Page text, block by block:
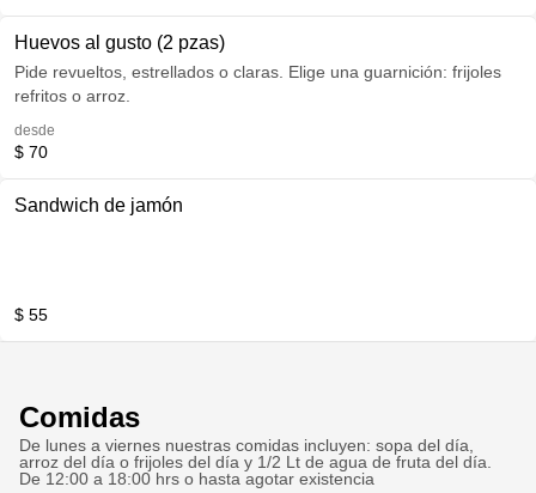
Huevos al gusto (2 pzas)
Pide revueltos, estrellados o claras. Elige una guarnición: frijoles
refritos o arroz.
desde
$ 70
Sandwich de jamón
$ 55
Comidas
De lunes a viernes nuestras comidas incluyen: sopa del día,
arroz del día o frijoles del día y 1/2 Lt de agua de fruta del día.
De 12:00 a 18:00 hrs o hasta agotar existencia